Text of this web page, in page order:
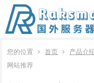
您的位置 首页 产品介
网站推荐